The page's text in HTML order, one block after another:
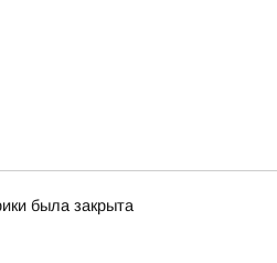
была закрыта